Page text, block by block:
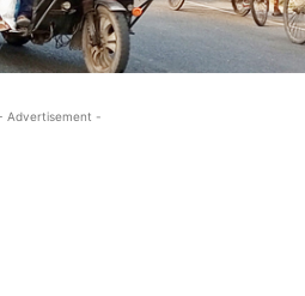
Advertisement -